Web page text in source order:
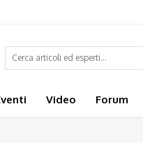
Video Forum